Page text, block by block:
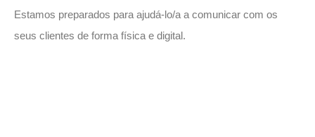
Estamos preparados para ajudá-lo/a a comunicar com os
seus clientes de forma física e digital.